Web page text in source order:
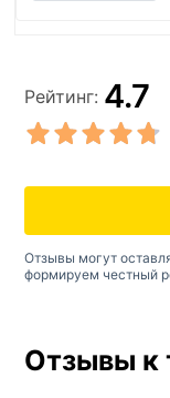
Отзывы к
Рейтинг: 4.7
Отзывы могут
формируем честный